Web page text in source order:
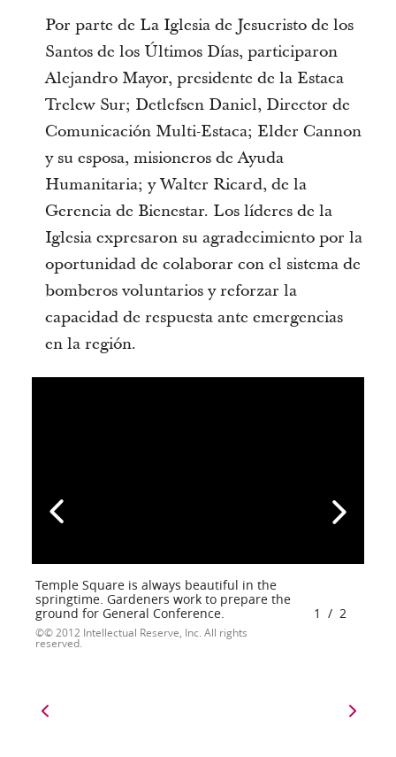
Por parte de La Iglesia de Jesucristo de los
Santos de los Últimos Días, participaron
Alejandro Mayor, presidente de la Estaca
Trelew Sur; Detlefsen Daniel, Director de
Comunicación Multi-Estaca; Elder Cannon
y su esposa, misioneros de Ayuda
Humanitaria; y Walter Ricard, de la
Gerencia de Bienestar. Los líderes de la
Iglesia expresaron su agradecimiento por la
oportunidad de colaborar con el sistema de
bomberos voluntarios y reforzar la
capacidad de respuesta ante emergencias
en la región.
Temple Square is always beautiful in the
springtime. Gardeners work to prepare the
ground for General Conference.
© 2012 Intellectual Reserve, Inc. All rights
reserved.
1 / 2